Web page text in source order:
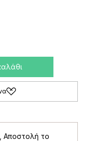
Αποστολή το